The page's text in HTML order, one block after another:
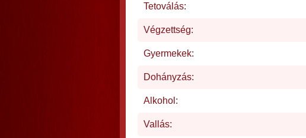
Tetoválás:
Végzettség:
Gyermekek:
Dohányzás:
Alkohol:
Vallás: